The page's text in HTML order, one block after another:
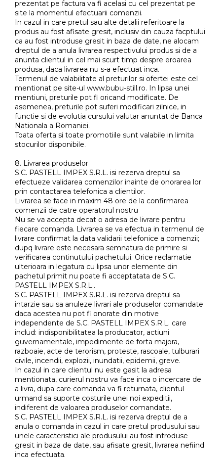
prezentat pe factura va fi acelasi cu cel prezentat pe
site la momentul efectuarii comenzii.
In cazul in care pretul sau alte detalii referitoare la
produs au fost afisate gresit, inclusiv din cauza facptului
ca au fost introduse gresit in baza de date, ne alocam
dreptul de a anula livrarea respectivului produs si de a
anunta clientul in cel mai scurt timp despre eroarea
produsa, daca livrarea nu s-a efectuat inca.
Termenul de valabilitate al preturilor si ofertei este cel
mentionat pe site-ul www.bubu-still.ro. In lipsa unei
mentiuni, preturile pot fi oricand modificate. De
asemenea, preturile pot suferi modificari zilnice, in
functie si de evolutia cursului valutar anuntat de Banca
Nationala a Romaniei.
Toata oferta si toate promotiile sunt valabile in limita
stocurilor disponibile.
8. Livrarea produselor
S.C. PASTELL IMPEX S.R.L. isi rezerva dreptul sa
efectueze validarea comenzilor inainte de onorarea lor
prin contactarea telefonica a clientilor.
Livrarea se face in maxim 48 ore de la confirmarea
comenzii de catre operatorul nostru
Nu se va accepta decat o adresa de livrare pentru
fiecare comanda. Livrarea se va efectua in termenul de
livrare confirmat la data validarii telefonice a comenzii;
dupq livrare este necesara semnatura de primire si
verificarea continutului pachetului. Orice reclamatie
ulterioara in legatura cu lipsa unor elemente din
pachetul primit nu poate fi acceptatata de S.C.
PASTELL IMPEX S.R.L..
S.C. PASTELL IMPEX S.R.L. isi rezerva dreptul sa
intarzie sau sa anuleze livrari ale produselor comandate
daca acestea nu pot fi onorate din motive
independente de S.C. PASTELL IMPEX S.R.L. care
includ: indisponibilitatea la producator, actiuni
guvernamentale, impedimente de forta majora,
razboaie, acte de terorism, proteste, rascoale, tulburari
civile, incendii, explozii, inundatii, epidemii, greve.
In cazul in care clientul nu este gasit la adresa
mentionata, curierul nostru va face inca o incercare de
a livra, dupa care comanda va fi returnata, clientul
urmand sa suporte costurile unei noi expeditii,
indiferent de valoarea produselor comandate.
S.C. PASTELL IMPEX S.R.L. isi rezerva dreptul de a
anula o comanda in cazul in care pretul produsului sau
unele caracteristici ale produsului au fost introduse
gresit in baza de date, sau afisate gresit, livrarea nefiind
inca efectuata.